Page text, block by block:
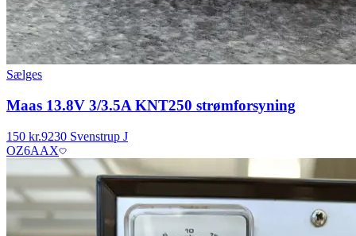
Sælges
Maas 13.8V 3/3.5A KNT250 strømforsyning
150 kr.9230 Svenstrup J
OZ6AAX